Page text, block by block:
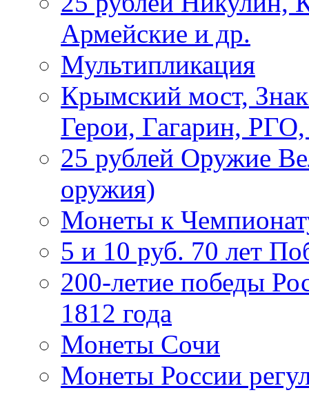
Армейские и др.
Мультипликация
Крымский мост,
Герои, Гагарин,
25 рублей Оружие
оружия)
Монеты к
5 и 10 руб. 70 лет
200-летие победы
1812 года
Монеты Сочи
Монеты России